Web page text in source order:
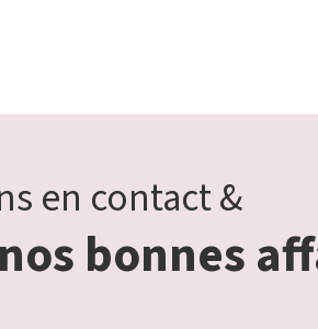
en contact &
bonnes